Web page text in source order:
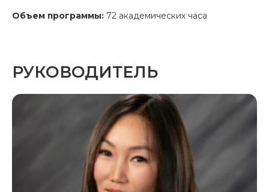
Объем программы: 72 академических часа
РУКОВОДИТЕЛЬ